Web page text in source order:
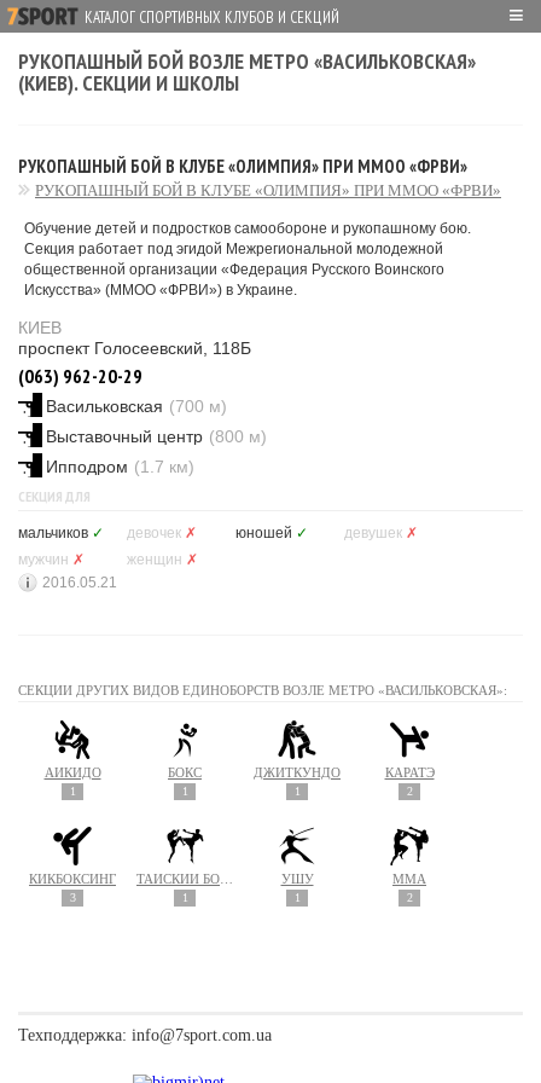
КАТАЛОГ СПОРТИВНЫХ КЛУБОВ И СЕКЦИЙ ≡
РУКОПАШНЫЙ БОЙ ВОЗЛЕ МЕТРО «ВАСИЛЬКОВСКАЯ»
(КИЕВ). СЕКЦИИ И ШКОЛЫ
РУКОПАШНЫЙ БОЙ В КЛУБЕ «ОЛИМПИЯ» ПРИ ММОО «ФРВИ»
РУКОПАШНЫЙ БОЙ В КЛУБЕ «ОЛИМПИЯ» ПРИ ММОО «ФРВИ»
Обучение детей и подростков самообороне и рукопашному бою.
Секция работает под эгидой Межрегиональной молодежной
общественной организации «Федерация Русского Воинского
Искусства» (ММОО «ФРВИ») в Украине.
КИЕВ
проспект Голосеевский, 118Б
(063) 962-20-29
Васильковская (700 м)
Выставочный центр (800 м)
Ипподром (1.7 км)
СЕКЦИЯ ДЛЯ
мальчиков ✓ девочек ✗ юношей ✓ девушек ✗
мужчин ✗ женщин ✗
2016.05.21
СЕКЦИИ ДРУГИХ ВИДОВ ЕДИНОБОРСТВ ВОЗЛЕ МЕТРО «ВАСИЛЬКОВСКАЯ»:
АЙКИДО
1
БОКС
1
ДЖИТКУНДО
1
КАРАТЭ
2
КИКБОКСИНГ
3 1
УШУ
1
MMA
2
Техподдержка: info@7sport.com.ua